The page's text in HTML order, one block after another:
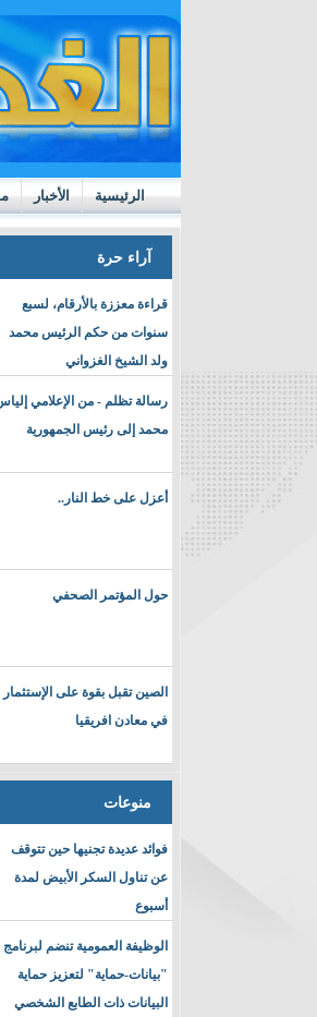
الرئيسية الأخبار
آراء حرة
قراءة معززة بالأرقام، لسبع
سنوات من حكم الرئيس محمد
ولد الشيخ الغزواني
رسالة تظلم - من الإعلامي
محمد إلى رئيس الجمهورية
أعزل على خط النار..
حول المؤتمر الصحفي
الصين تقبل بقوة على الإستثمار
في معادن افريقيا
منوعات
فوائد عديدة تجنيها حين تتوقف
عن تناول السكر الأبيض لمدة
أسبوع
الوظيفة العمومية تنضم لبرنامج
"بيانات-حماية" لتعزيز حماية
البيانات ذات الطابع الشخصي